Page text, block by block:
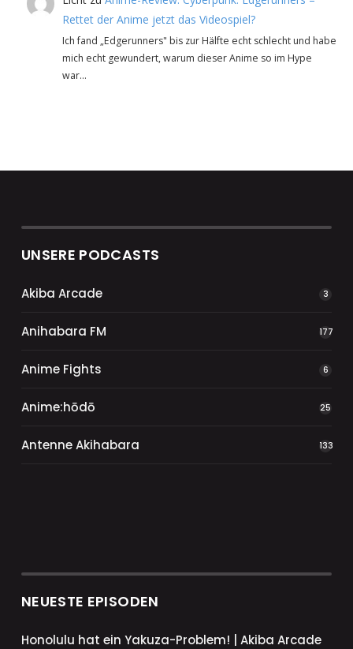
Rettet der Anime jetzt das Videospiel?
Ich fand „Edgerunners" bis zur Hälfte echt schlecht und habe
mich echt gewundert, warum dieser Anime so im Hype
war…
UNSERE PODCASTS
Akiba Arcade 3
Anihabara FM 177
Anime Fights 6
Anime:hōdō 25
Antenne Akihabara 133
NEUESTE EPISODEN
Honolulu hat ein Yakuza-Problem! | Akiba Arcade